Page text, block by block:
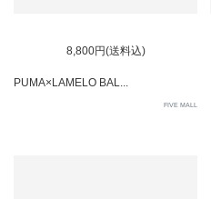
8,800円(送料込)
PUMA×LAMELO BAL...
FIVE MALL